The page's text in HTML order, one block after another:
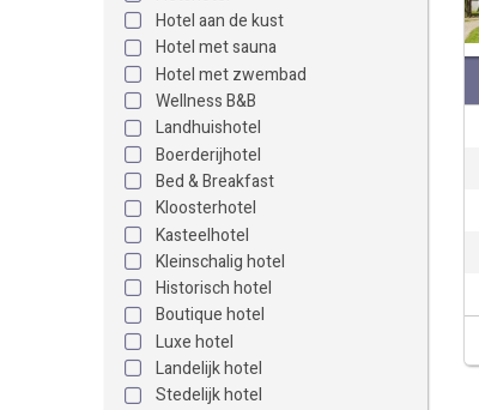
Hotel aan de kust
Hotel met sauna
Hotel met zwembad
Wellness B&B
Landhuishotel
Boerderijhotel
Bed & Breakfast
Kloosterhotel
Kasteelhotel
Kleinschalig hotel
Historisch hotel
Boutique hotel
Luxe hotel
Landelijk hotel
Stedelijk hotel